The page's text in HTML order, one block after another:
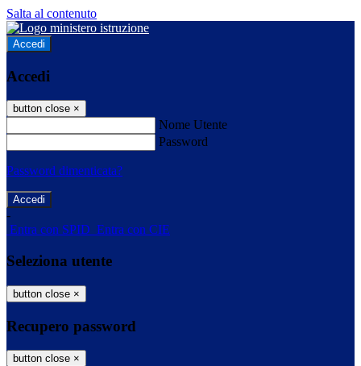
Salta al contenuto
Accedi
Accedi
button close ×
Nome Utente
Password
Password dimenticata?
-
Entra con SPID Entra con CIE
Seleziona utente
button close ×
Recupero password
button close ×